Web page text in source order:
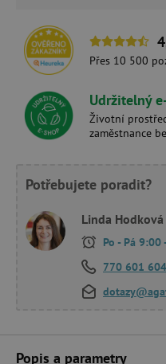
Přes 10 500
Udržitelný
Životní
zaměstnance
Potřebujete poradit?
Linda Hodková
Po - Pá 9:00
770 601 604
Popis a parametry